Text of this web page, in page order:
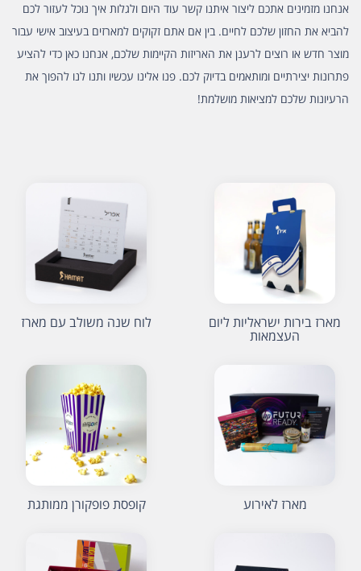
אנחנו מזמינים אתכם ליצור איתנו קשר עוד היום ולגלות איך נוכל לעזור לכם
להביא את החזון שלכם לחיים. בין אם אתם זקוקים למארזים בעיצוב אישי עבור
מוצר חדש או רוצים לרענן את האריזות הקיימות שלכם, אנחנו כאן כדי להציע
פתרונות יצירתיים ומותאמים בדיוק לכם. פנו אלינו עכשיו ותנו לנו להפוך את
הרעיונות שלכם למציאות מושלמת!
מארז בירות ישראליות ליום
העצמאות
לוח שנה משולב עם מארז
מארז לאירוע קופסת פופקורן ממותגת